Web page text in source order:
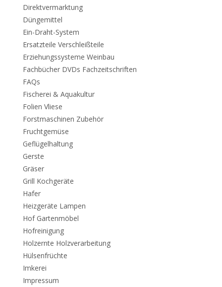
Direktvermarktung
Düngemittel
Ein-Draht-System
Ersatzteile Verschleißteile
Erziehungssysteme Weinbau
Fachbücher DVDs Fachzeitschriften
FAQs
Fischerei & Aquakultur
Folien Vliese
Forstmaschinen Zubehör
Fruchtgemüse
Geflügelhaltung
Gerste
Gräser
Grill Kochgeräte
Hafer
Heizgeräte Lampen
Hof Gartenmöbel
Hofreinigung
Holzernte Holzverarbeitung
Hülsenfrüchte
Imkerei
Impressum